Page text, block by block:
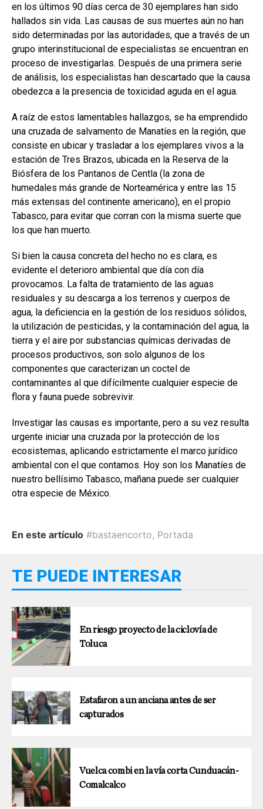
en los últimos 90 días cerca de 30 ejemplares han sido
hallados sin vida. Las causas de sus muertes aún no han
sido determinadas por las autoridades, que a través de un
grupo interinstitucional de especialistas se encuentran en
proceso de investigarlas. Después de una primera serie
de análisis, los especialistas han descartado que la causa
obedezca a la presencia de toxicidad aguda en el agua.
A raíz de estos lamentables hallazgos, se ha emprendido
una cruzada de salvamento de Manatíes en la región, que
consiste en ubicar y trasladar a los ejemplares vivos a la
estación de Tres Brazos, ubicada en la Reserva de la
Biósfera de los Pantanos de Centla (la zona de
humedales más grande de Norteamérica y entre las 15
más extensas del continente americano), en el propio
Tabasco, para evitar que corran con la misma suerte que
los que han muerto.
Si bien la causa concreta del hecho no es clara, es
evidente el deterioro ambiental que día con día
provocamos. La falta de tratamiento de las aguas
residuales y su descarga a los terrenos y cuerpos de
agua, la deficiencia en la gestión de los residuos sólidos,
la utilización de pesticidas, y la contaminación del agua, la
tierra y el aire por substancias químicas derivadas de
procesos productivos, son solo algunos de los
componentes que caracterizan un coctel de
contaminantes al que difícilmente cualquier especie de
flora y fauna puede sobrevivir.
Investigar las causas es importante, pero a su vez resulta
urgente iniciar una cruzada por la protección de los
ecosistemas, aplicando estrictamente el marco jurídico
ambiental con el que contamos. Hoy son los Manatíes de
nuestro bellísimo Tabasco, mañana puede ser cualquier
otra especie de México.
En este artículo #bastaencorto, Portada
TE PUEDE INTERESAR
En riesgo proyecto de la ciclovía de
Toluca
Estafaron a un anciana antes de ser
capturados
Vuelca combi en la vía corta Cunduacán-
Comalcalco